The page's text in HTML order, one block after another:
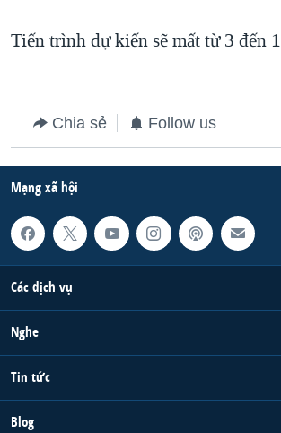
QUAN HỆ VIỆT MỸ
Tiến trình dự kiến sẽ mất từ 3 đến
Chia sẻ Follow us
Mạng xã hội
Các dịch vụ
Nghe
Tin tức
Blog